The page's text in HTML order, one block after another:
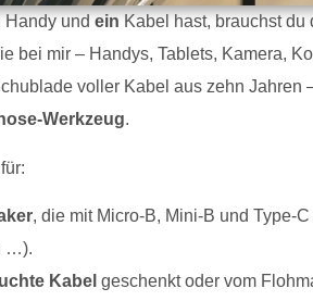
Handy und ein Kabel hast, brauchst du
bei mir – Handys, Tablets, Kamera,
voller Kabel aus zehn Jahren
Werkzeug.
, die mit Micro-B, Mini-B und Type-
…).
Kabel geschenkt oder vom